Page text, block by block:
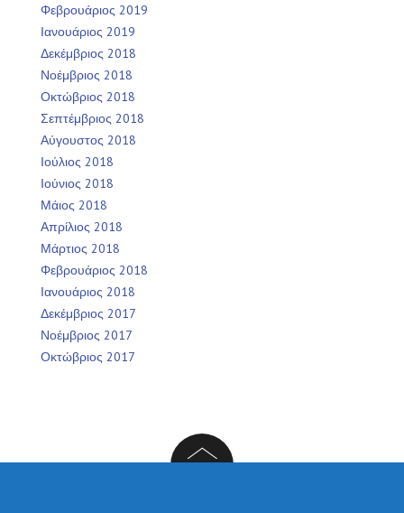
Φεβρουάριος 2019
Ιανουάριος 2019
Δεκέμβριος 2018
Νοέμβριος 2018
Οκτώβριος 2018
Σεπτέμβριος 2018
Αύγουστος 2018
Ιούλιος 2018
Ιούνιος 2018
Μάιος 2018
Απρίλιος 2018
Μάρτιος 2018
Φεβρουάριος 2018
Ιανουάριος 2018
Δεκέμβριος 2017
Νοέμβριος 2017
Οκτώβριος 2017